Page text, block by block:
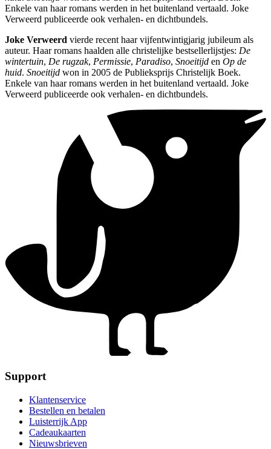
Enkele van haar romans werden in het buitenland vertaald. Joke
Verweerd publiceerde ook verhalen- en dichtbundels.
Joke Verweerd vierde recent haar vijfentwintigjarig jubileum als
auteur. Haar romans haalden alle christelijke bestsellerlijstjes: De
wintertuin, De rugzak, Permissie, Paradiso, Snoeitijd en Op de
huid. Snoeitijd won in 2005 de Publieksprijs Christelijk Boek.
Enkele van haar romans werden in het buitenland vertaald. Joke
Verweerd publiceerde ook verhalen- en dichtbundels.
Support
Klantenservice
Bestellen en betalen
Luisterrijk App
Cadeaukaarten
Nieuwsbrieven